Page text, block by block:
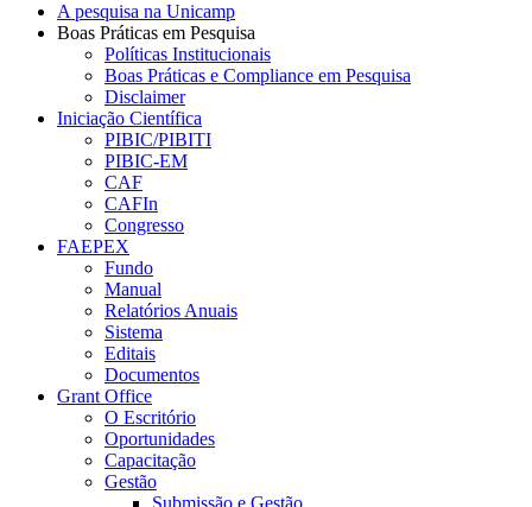
A pesquisa na Unicamp
Boas Práticas em Pesquisa
Políticas Institucionais
Boas Práticas e Compliance em Pesquisa
Disclaimer
Iniciação Científica
PIBIC/PIBITI
PIBIC-EM
CAF
CAFIn
Congresso
FAEPEX
Fundo
Manual
Relatórios Anuais
Sistema
Editais
Documentos
Grant Office
O Escritório
Oportunidades
Capacitação
Gestão